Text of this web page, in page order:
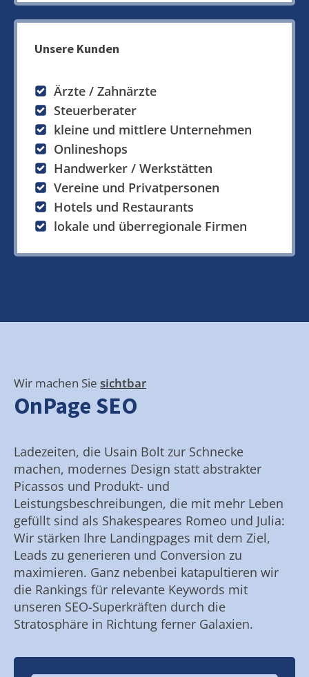
Unsere Kunden
Ärzte / Zahnärzte
Steuerberater
kleine und mittlere Unternehmen
Onlineshops
Handwerker / Werkstätten
Vereine und Privatpersonen
Hotels und Restaurants
lokale und überregionale Firmen
Wir machen Sie sichtbar
OnPage SEO
Ladezeiten, die Usain Bolt zur Schnecke
machen, modernes Design statt abstrakter
Picassos und Produkt- und
Leistungsbeschreibungen, die mit mehr Leben
gefüllt sind als Shakespeares Romeo und Julia:
Wir stärken Ihre Landingpages mit dem Ziel,
Leads zu generieren und Conversion zu
maximieren. Ganz nebenbei katapultieren wir
die Rankings für relevante Keywords mit
unseren SEO-Superkräften durch die
Stratosphäre in Richtung ferner Galaxien.